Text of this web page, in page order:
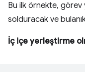
Bu ilk örnekte, görev
solduracak ve
İç içe yerleştirme